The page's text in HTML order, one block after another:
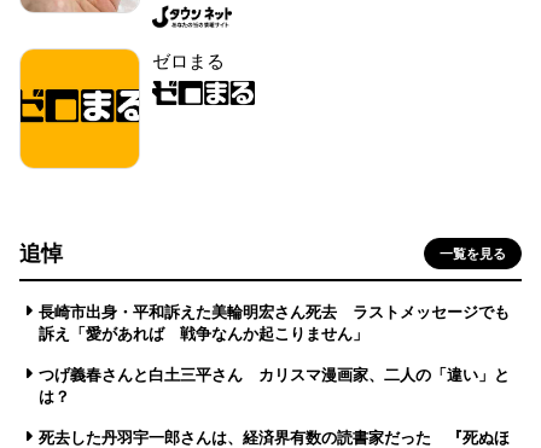
ゼロまる
追悼 一覧を見る
長崎市出身・平和訴えた美輪明宏さん死去 ラストメッセージでも
訴え「愛があれば 戦争なんか起こりません」
つげ義春さんと白土三平さん カリスマ漫画家、二人の「違い」と
は？
死去した丹羽宇一郎さんは、経済界有数の読書家だった 『死ぬほ